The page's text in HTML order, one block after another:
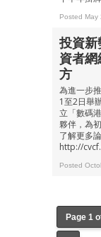
Posted May
投資新
資者
方
為進一步
1至2日舉
立「數碼
夥伴，為
了解更多
http://
Posted
Page 1